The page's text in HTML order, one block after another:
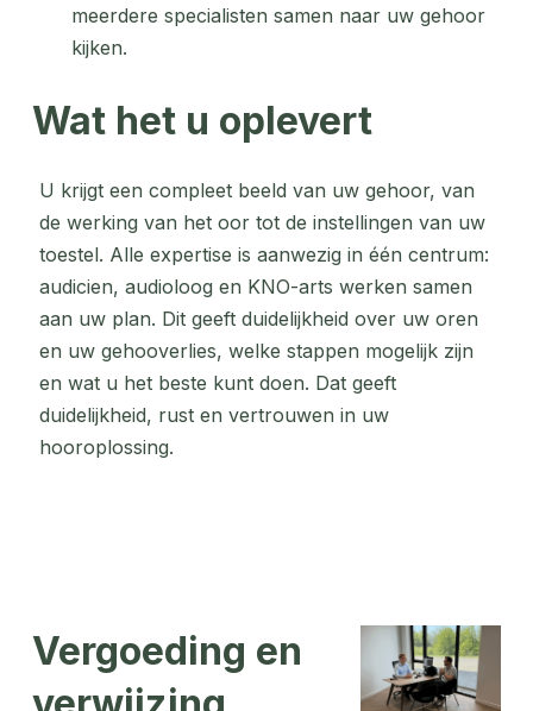
meerdere specialisten samen naar uw gehoor
kijken.
Wat het u oplevert
U krijgt een compleet beeld van uw gehoor, van
de werking van het oor tot de instellingen van uw
toestel. Alle expertise is aanwezig in één centrum:
audicien, audioloog en KNO-arts werken samen
aan uw plan. Dit geeft duidelijkheid over uw oren
en uw gehooverlies, welke stappen mogelijk zijn
en wat u het beste kunt doen. Dat geeft
duidelijkheid, rust en vertrouwen in uw
hooroplossing.
Vergoeding en